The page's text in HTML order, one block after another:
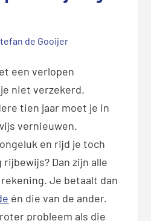
de Gooijer
een verlopen
niet verzekerd.
tien jaar moet je in
vernieuwen.
en rijd je toch
Dan zijn alle
Je betaalt dan
én die van de ander.
probleem als die